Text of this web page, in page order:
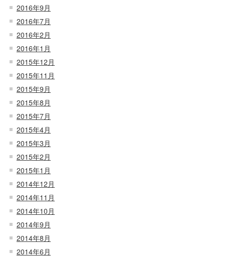
2016年9月
2016年7月
2016年2月
2016年1月
2015年12月
2015年11月
2015年9月
2015年8月
2015年7月
2015年4月
2015年3月
2015年2月
2015年1月
2014年12月
2014年11月
2014年10月
2014年9月
2014年8月
2014年6月